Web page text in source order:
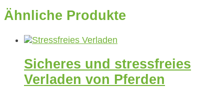
Ähnliche Produkte
Sicheres und stressfreies
Verladen von Pferden